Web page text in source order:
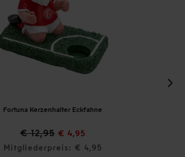
Fortuna Kerzenhalter Eckfahne
€ 12,95 € 4,95
Mitgliederpreis: € 4,95